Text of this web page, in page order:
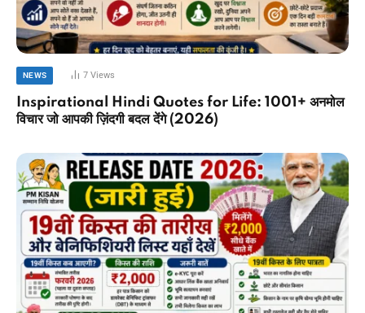
NEWS 7Views
Inspirational Hindi Quotes for Life: 1001+ अनमोल
विचार जो आपकी ज़िंदगी बदल देंगे (2026)